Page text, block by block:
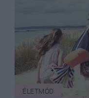
ÉLETMÓD